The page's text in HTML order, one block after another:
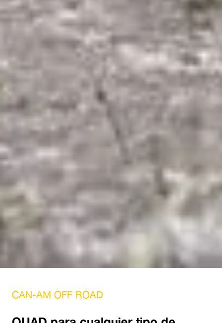
CAN-AM OFF ROAD